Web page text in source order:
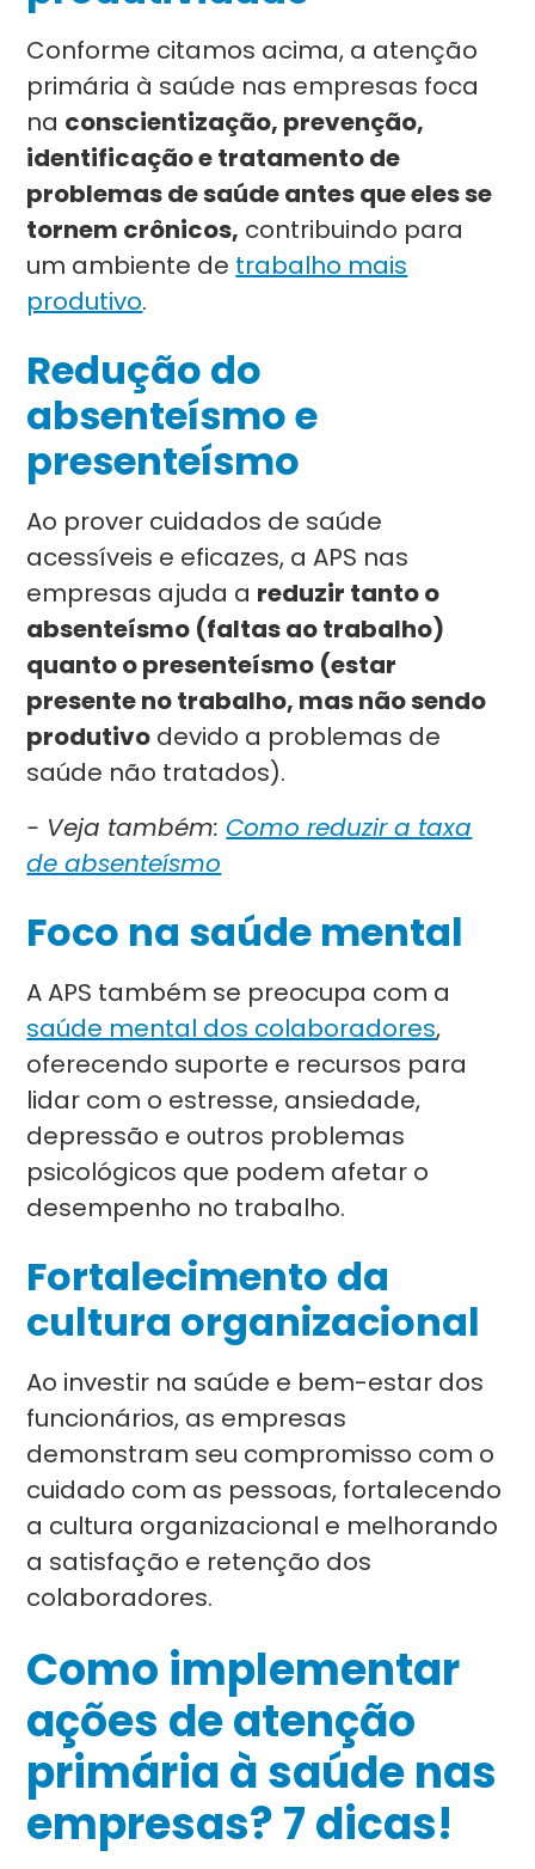
Conforme citamos acima, a atenção
primária à saúde nas empresas foca
na conscientização, prevenção,
identificação e tratamento de
problemas de saúde antes que eles se
tornem crônicos, contribuindo para
um ambiente de trabalho mais
produtivo.
Redução do
absenteísmo e
presenteísmo
Ao prover cuidados de saúde
acessíveis e eficazes, a APS nas
empresas ajuda a reduzir tanto o
absenteísmo (faltas ao trabalho)
quanto o presenteísmo (estar
presente no trabalho, mas não sendo
produtivo devido a problemas de
saúde não tratados).
- Veja também: Como reduzir a taxa
de absenteísmo
Foco na saúde mental
A APS também se preocupa com a
saúde mental dos colaboradores,
oferecendo suporte e recursos para
lidar com o estresse, ansiedade,
depressão e outros problemas
psicológicos que podem afetar o
desempenho no trabalho.
Fortalecimento da
cultura organizacional
Ao investir na saúde e bem-estar dos
funcionários, as empresas
demonstram seu compromisso com o
cuidado com as pessoas, fortalecendo
a cultura organizacional e melhorando
a satisfação e retenção dos
colaboradores.
Como implementar
ações de atenção
primária à saúde nas
empresas? 7 dicas!